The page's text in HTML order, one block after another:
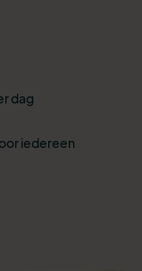
dag
iedereen